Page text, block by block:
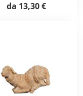
da 13,30 €